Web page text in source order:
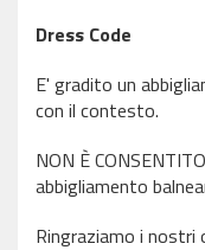
Dress Code
E' gradito un
con il contesto.
NON È
abbigliamento
Ringraziamo i nostri